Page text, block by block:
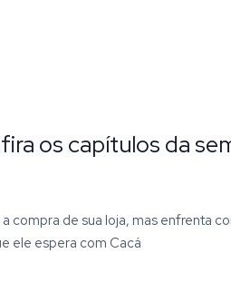
os capítulos da
compra de sua loja, mas enfrenta
ele espera com Cacá